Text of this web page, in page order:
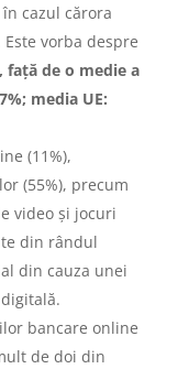
cazul cărora
vorba despre
față de o medie a
media UE:
(11%),
(55%), precum
video și jocuri
din rândul
din cauza unei
bancare online
de doi din